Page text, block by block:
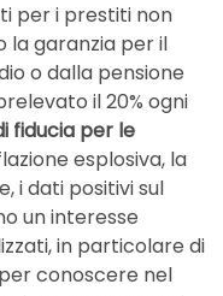
per i prestiti non
la garanzia per il
o dalla pensione
il 20% ogni
fiducia per le
esplosiva, la
i dati positivi sul
un interesse
in particolare di
conoscere nel